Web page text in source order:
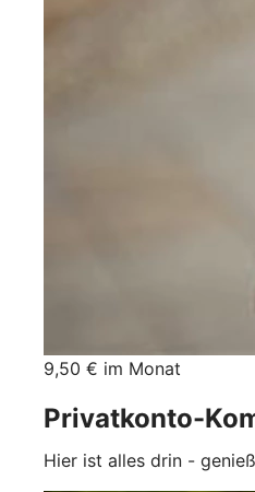
9,50 € im Monat
Privatkonto-
Hier ist alles drin -